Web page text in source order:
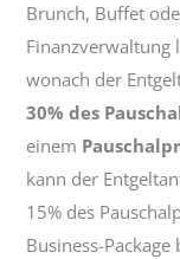
Brunch, Buffet
Finanzverwaltung
wonach der
30% des
einem
kann der
15% des
Business-